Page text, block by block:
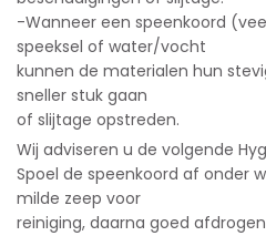
-Wanneer een speenkoord
speeksel of water/vocht
kunnen de materialen hun
sneller stuk gaan
of slijtage opstreden.
Wij adviseren u de volgende
Spoel de speenkoord af onder
milde zeep voor
reiniging, daarna goed